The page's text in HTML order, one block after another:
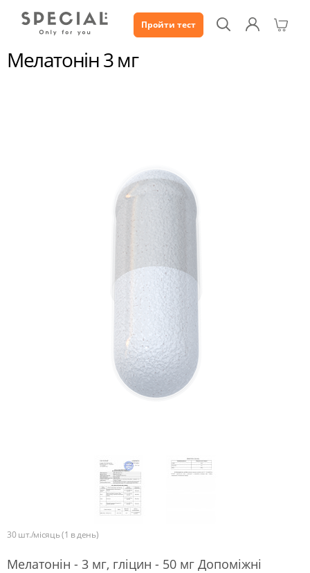
Пройти тест
Каталог Мелатонін 3 мг
Мелатонін 3 мг
30 шт./місяць (1 в день)
Мелатонін - 3 мг, гліцин - 50 мг Допоміжні